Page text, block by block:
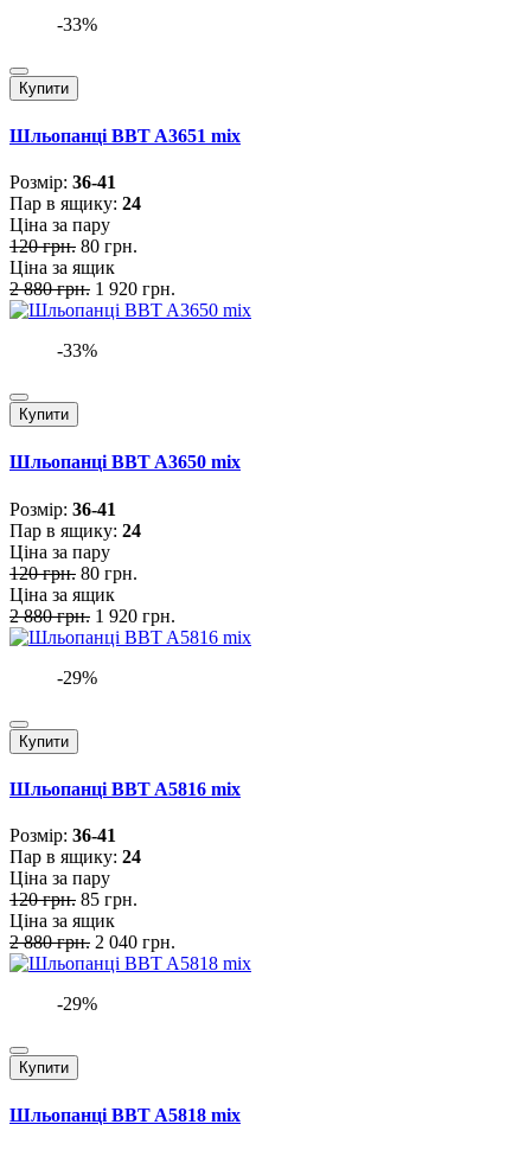
-33%
Купити
Шльопанці BBT A3651 mix
Розмiр: 36-41
Пар в ящику: 24
Ціна за пару
120 грн. 80 грн.
Ціна за ящик
2 880 грн. 1 920 грн.
-33%
Купити
Шльопанці BBT A3650 mix
Розмiр: 36-41
Пар в ящику: 24
Ціна за пару
120 грн. 80 грн.
Ціна за ящик
2 880 грн. 1 920 грн.
-29%
Купити
Шльопанці BBT A5816 mix
Розмiр: 36-41
Пар в ящику: 24
Ціна за пару
120 грн. 85 грн.
Ціна за ящик
2 880 грн. 2 040 грн.
-29%
Купити
Шльопанці BBT A5818 mix